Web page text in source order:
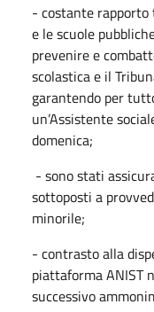
- costante rapporto
e le scuole
prevenire e
scolastica e il
garantendo per
un’Assistente
domenica;
- sono stati
sottoposti a
minorile;
- contrasto alla
piattaforma ANIST
successivo